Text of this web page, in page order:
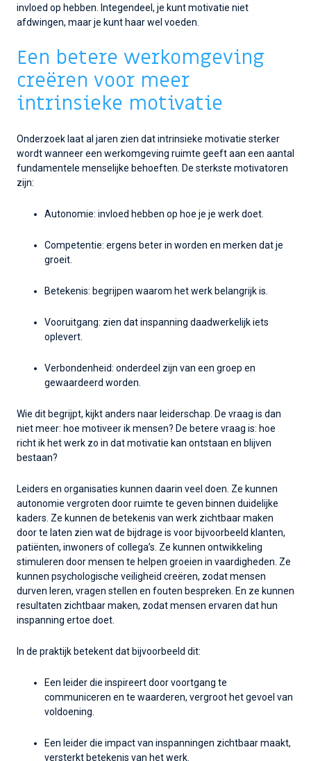
invloed op hebben. Integendeel, je kunt motivatie niet
afdwingen, maar je kunt haar wel voeden.
Een betere werkomgeving
creëren voor meer
intrinsieke motivatie
Onderzoek laat al jaren zien dat intrinsieke motivatie sterker
wordt wanneer een werkomgeving ruimte geeft aan een aantal
fundamentele menselijke behoeften. De sterkste motivatoren
zijn:
Autonomie: invloed hebben op hoe je je werk doet.
Competentie: ergens beter in worden en merken dat je
groeit.
Betekenis: begrijpen waarom het werk belangrijk is.
Vooruitgang: zien dat inspanning daadwerkelijk iets
oplevert.
Verbondenheid: onderdeel zijn van een groep en
gewaardeerd worden.
Wie dit begrijpt, kijkt anders naar leiderschap. De vraag is dan
niet meer: hoe motiveer ik mensen? De betere vraag is: hoe
richt ik het werk zo in dat motivatie kan ontstaan en blijven
bestaan?
Leiders en organisaties kunnen daarin veel doen. Ze kunnen
autonomie vergroten door ruimte te geven binnen duidelijke
kaders. Ze kunnen de betekenis van werk zichtbaar maken
door te laten zien wat de bijdrage is voor bijvoorbeeld klanten,
patiënten, inwoners of collega’s. Ze kunnen ontwikkeling
stimuleren door mensen te helpen groeien in vaardigheden. Ze
kunnen psychologische veiligheid creëren, zodat mensen
durven leren, vragen stellen en fouten bespreken. En ze kunnen
resultaten zichtbaar maken, zodat mensen ervaren dat hun
inspanning ertoe doet.
In de praktijk betekent dat bijvoorbeeld dit:
Een leider die inspireert door voortgang te
communiceren en te waarderen, vergroot het gevoel van
voldoening.
Een leider die impact van inspanningen zichtbaar maakt,
versterkt betekenis van het werk.